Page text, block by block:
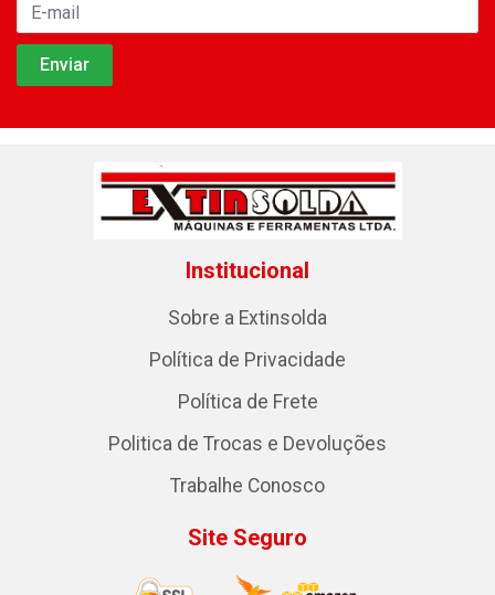
Institucional
Sobre a Extinsolda
Política de Privacidade
Política de Frete
Politica de Trocas e Devoluções
Trabalhe Conosco
Site Seguro